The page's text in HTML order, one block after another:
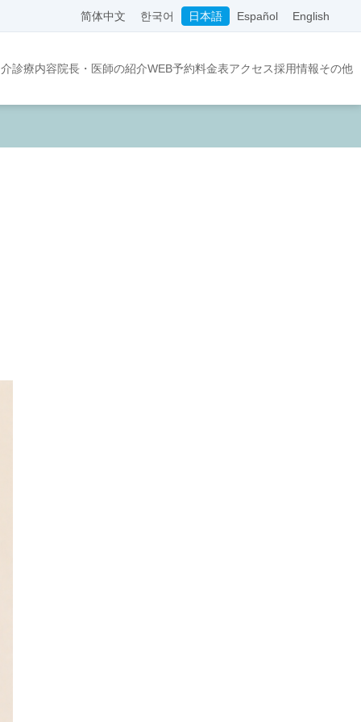
简体中文 한국어 日本語 Español English
診療内容院長・医師の紹介WEB予約料金表アクセス採用情報その他